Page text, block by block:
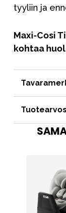
tyyliin ja
Maxi-Cosi
kohtaa